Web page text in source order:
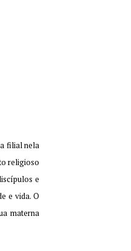
filial nela
religioso
e
e vida. O
materna